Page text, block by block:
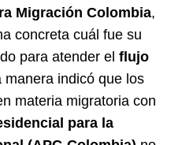
Migración Colombia,
concreta cuál fue su
para atender el flujo
manera indicó que los
materia migratoria con
para la